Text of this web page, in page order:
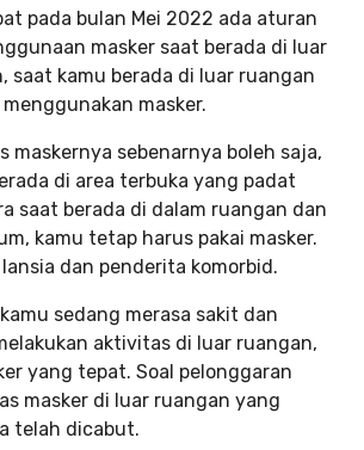
pada bulan Mei 2022 ada aturan
masker saat berada di luar
saat kamu berada di luar ruangan
masker.
maskernya sebenarnya boleh saja,
di area terbuka yang padat
saat berada di dalam ruangan dan
kamu tetap harus pakai masker.
dan penderita komorbid.
sedang merasa sakit dan
aktivitas di luar ruangan,
yang tepat. Soal pelonggaran
masker di luar ruangan yang
telah dicabut.